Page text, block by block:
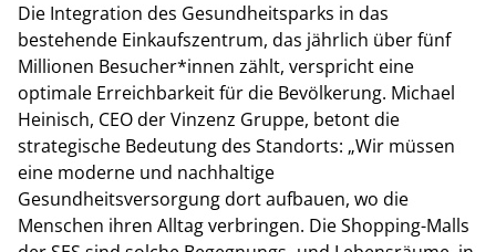
Die Integration des Gesundheitsparks in das
bestehende Einkaufszentrum, das jährlich über fünf
Millionen Besucher*innen zählt, verspricht eine
optimale Erreichbarkeit für die Bevölkerung. Michael
Heinisch, CEO der Vinzenz Gruppe, betont die
strategische Bedeutung des Standorts: „Wir müssen
eine moderne und nachhaltige
Gesundheitsversorgung dort aufbauen, wo die
Menschen ihren Alltag verbringen. Die Shopping-Malls